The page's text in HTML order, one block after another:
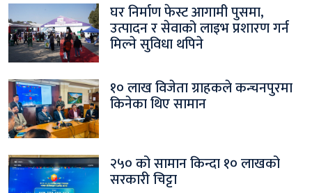
घर निर्माण फेस्ट आगामी पुसमा,
उत्पादन र सेवाको लाइभ प्रशारण गर्न
मिल्ने सुविधा थपिने
१० लाख विजेता ग्राहकले कन्चनपुरमा
किनेका थिए सामान
२५० को सामान किन्दा १० लाखको
सरकारी चिट्टा